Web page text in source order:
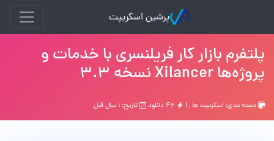
پرشین اسکریپت
پلتفرم بازار کار فریلنسری با خدمات و
پروژه‌ها Xilancer نسخه 3.3
دسته بندی: اسکریپت ها, | تاریخ: ۱ سال قبل